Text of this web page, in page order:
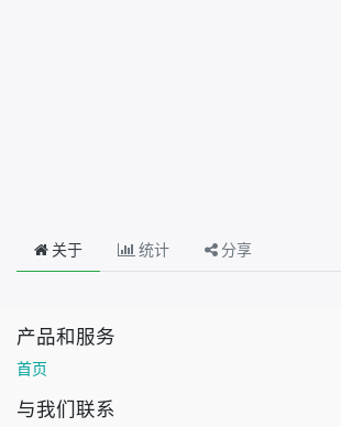
关于 统计 分享
产品和服务
首页
与我们联系